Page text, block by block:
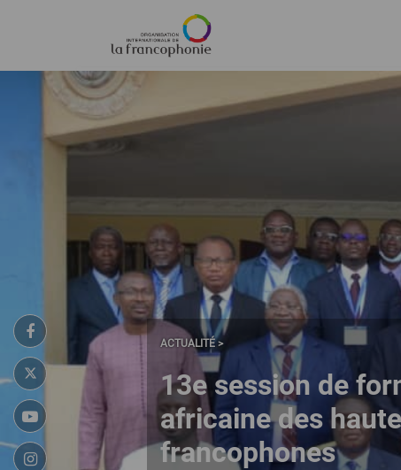
principal
ACTUALITÉ >
13e session de
africaine des
francophones